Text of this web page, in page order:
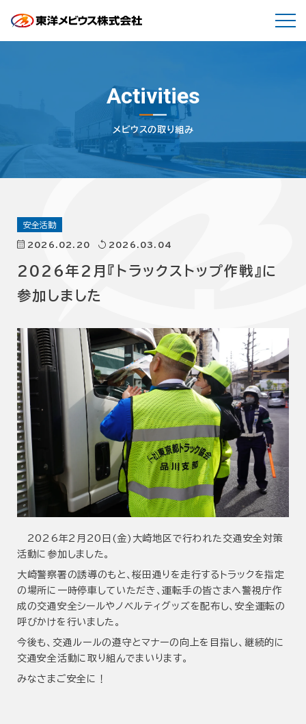
Activities
メビウスの取り組み
安全活動
2026.02.20 2026.03.04
2026年2月『トラックストップ作戦』に
参加しました
2026年2月20日(金)大崎地区で行われた交通安全対策
活動に参加しました。
大崎警察署の誘導のもと、桜田通りを走行するトラックを指定
の場所に一時停車していただき、運転手の皆さまへ警視庁作
成の交通安全シールやノベルティグッズを配布し、安全運転の
呼びかけを行いました。
今後も、交通ルールの遵守とマナーの向上を目指し、継続的に
交通安全活動に取り組んでまいります。
みなさまご安全に！